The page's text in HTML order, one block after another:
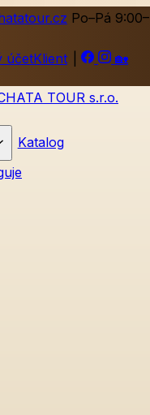
Po–Pá 9:00–
účetKlient
🏡
Katalog